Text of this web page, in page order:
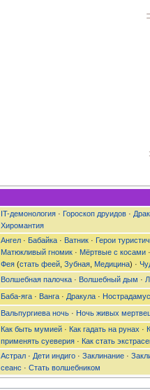
IT-демонология · Гороскоп друидов ·
Хиромантия
Ангел · Бабайка · Ватник · Герои
Матюкливый гномик · Мёртвые с косами ·
Фея (стать феей Зубная Медицина) ·
Волшебная палочка · Волшебный дым ·
Баба-яга · Ванга · Дракула · Нострадамус
Вальпургиева ночь · Ночь живых
Как быть мумией · Как гадать на рунах ·
применять суеверия · Как стать
Астрал · Дети индиго · Заклинание ·
сеанс · Стать волшебником